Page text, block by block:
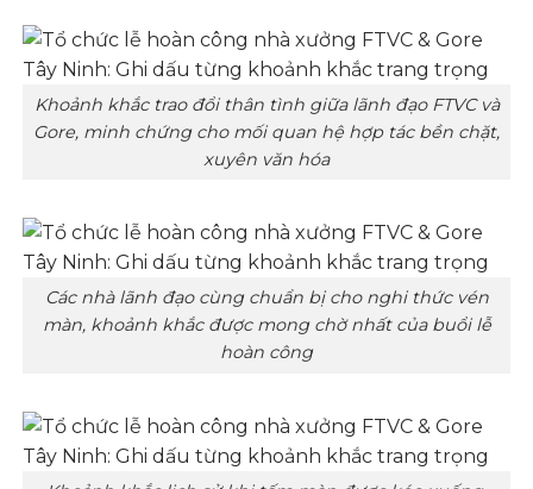
Khoảnh khắc trao đổi thân tình giữa lãnh đạo FTVC và
Gore, minh chứng cho mối quan hệ hợp tác bền chặt,
xuyên văn hóa
Các nhà lãnh đạo cùng chuẩn bị cho nghi thức vén
màn, khoảnh khắc được mong chờ nhất của buổi lễ
hoàn công